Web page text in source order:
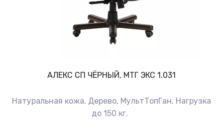
АЛЕКС СП ЧЁРНЫЙ, МТГ ЭКС 1.031
Натуральная кожа, Дерево, МультТопГан, Нагрузка
до 150 кг.